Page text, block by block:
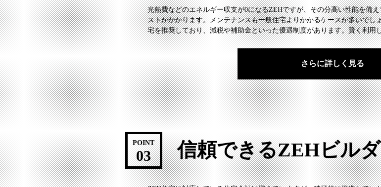
光熱費などのエネルギー収支が0になるZEHですが、その分高い性能を備
ストがかかります。メンテナンスも一般住宅よりかかるケースが多いでし
宅を推奨しており、減税や補助金といった優遇制度があります。賢く利用
さらに詳しく見る
POINT
03 信頼できるZEHビル